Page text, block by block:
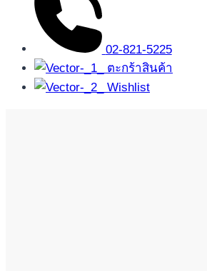
02-821-5225
ตะกร้าสินค้า
Wishlist